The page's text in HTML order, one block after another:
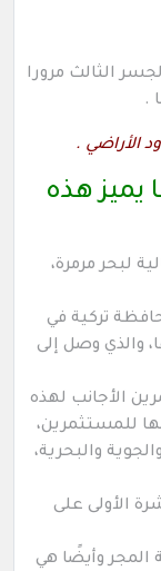
الثالث مرورا
.
الأراضي .
يميز هذه
لبحر مرمرة،
المركز الخامس من أصل 81 محافظة تركية في
والذي وصل إلى
الأجانب لهذه
للمستثمرين،
والبحرية،
الأولى على
المجر وأيضًا هي